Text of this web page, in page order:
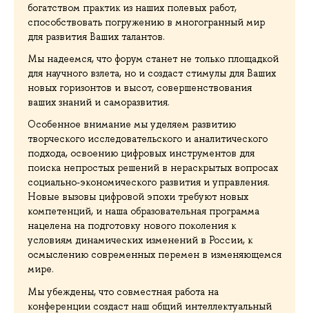
богатством практик из наших полевых работ,
способствовать погружению в многогранный мир
для развития Ваших талантов.
Мы надеемся, что форум станет не только площадкой
для научного взлета, но и создаст стимулы для Ваших
новых горизонтов и высот, совершенствования
ваших знаний и саморазвития.
Особенное внимание мы уделяем развитию
творческого исследовательского и аналитического
подхода, освоению цифровых инструментов для
поиска непростых решений в нераскрытых вопросах
социально-экономического развития и управления.
Новые вызовы цифровой эпохи требуют новых
компетенций, и наша образовательная программа
нацелена на подготовку нового поколения к
условиям динамических изменений в России, к
осмыслению современных перемен в изменяющемся
мире.
Мы убеждены, что совместная работа на
конференции создаст наш общий интеллектуальный